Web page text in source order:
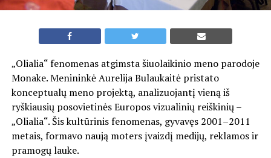
„Olialia“ fenomenas atgimsta šiuolaikinio meno parodoje
Monake. Menininkė Aurelija Bulaukaitė pristato
konceptualų meno projektą, analizuojantį vieną iš
ryškiausių posovietinės Europos vizualinių reiškinių –
„Olialia“. Šis kultūrinis fenomenas, gyvavęs 2001–2011
metais, formavo naują moters įvaizdį medijų, reklamos ir
pramogų lauke.